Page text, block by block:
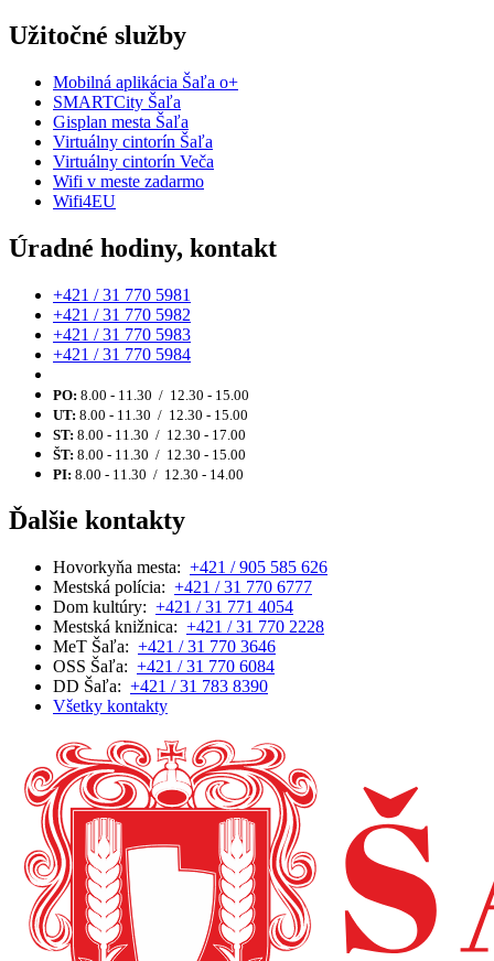
Užitočné služby
Mobilná aplikácia Šaľa o+
SMARTCity Šaľa
Gisplan mesta Šaľa
Virtuálny cintorín Šaľa
Virtuálny cintorín Veča
Wifi v meste zadarmo
Wifi4EU
Úradné hodiny, kontakt
+421 / 31 770 5981
+421 / 31 770 5982
+421 / 31 770 5983
+421 / 31 770 5984
PO: 8.00 - 11.30 / 12.30 - 15.00
UT: 8.00 - 11.30 / 12.30 - 15.00
ST: 8.00 - 11.30 / 12.30 - 17.00
ŠT: 8.00 - 11.30 / 12.30 - 15.00
PI: 8.00 - 11.30 / 12.30 - 14.00
Ďalšie kontakty
Hovorkyňa mesta: +421 / 905 585 626
Mestská polícia: +421 / 31 770 6777
Dom kultúry: +421 / 31 771 4054
Mestská knižnica: +421 / 31 770 2228
MeT Šaľa: +421 / 31 770 3646
OSS Šaľa: +421 / 31 770 6084
DD Šaľa: +421 / 31 783 8390
Všetky kontakty